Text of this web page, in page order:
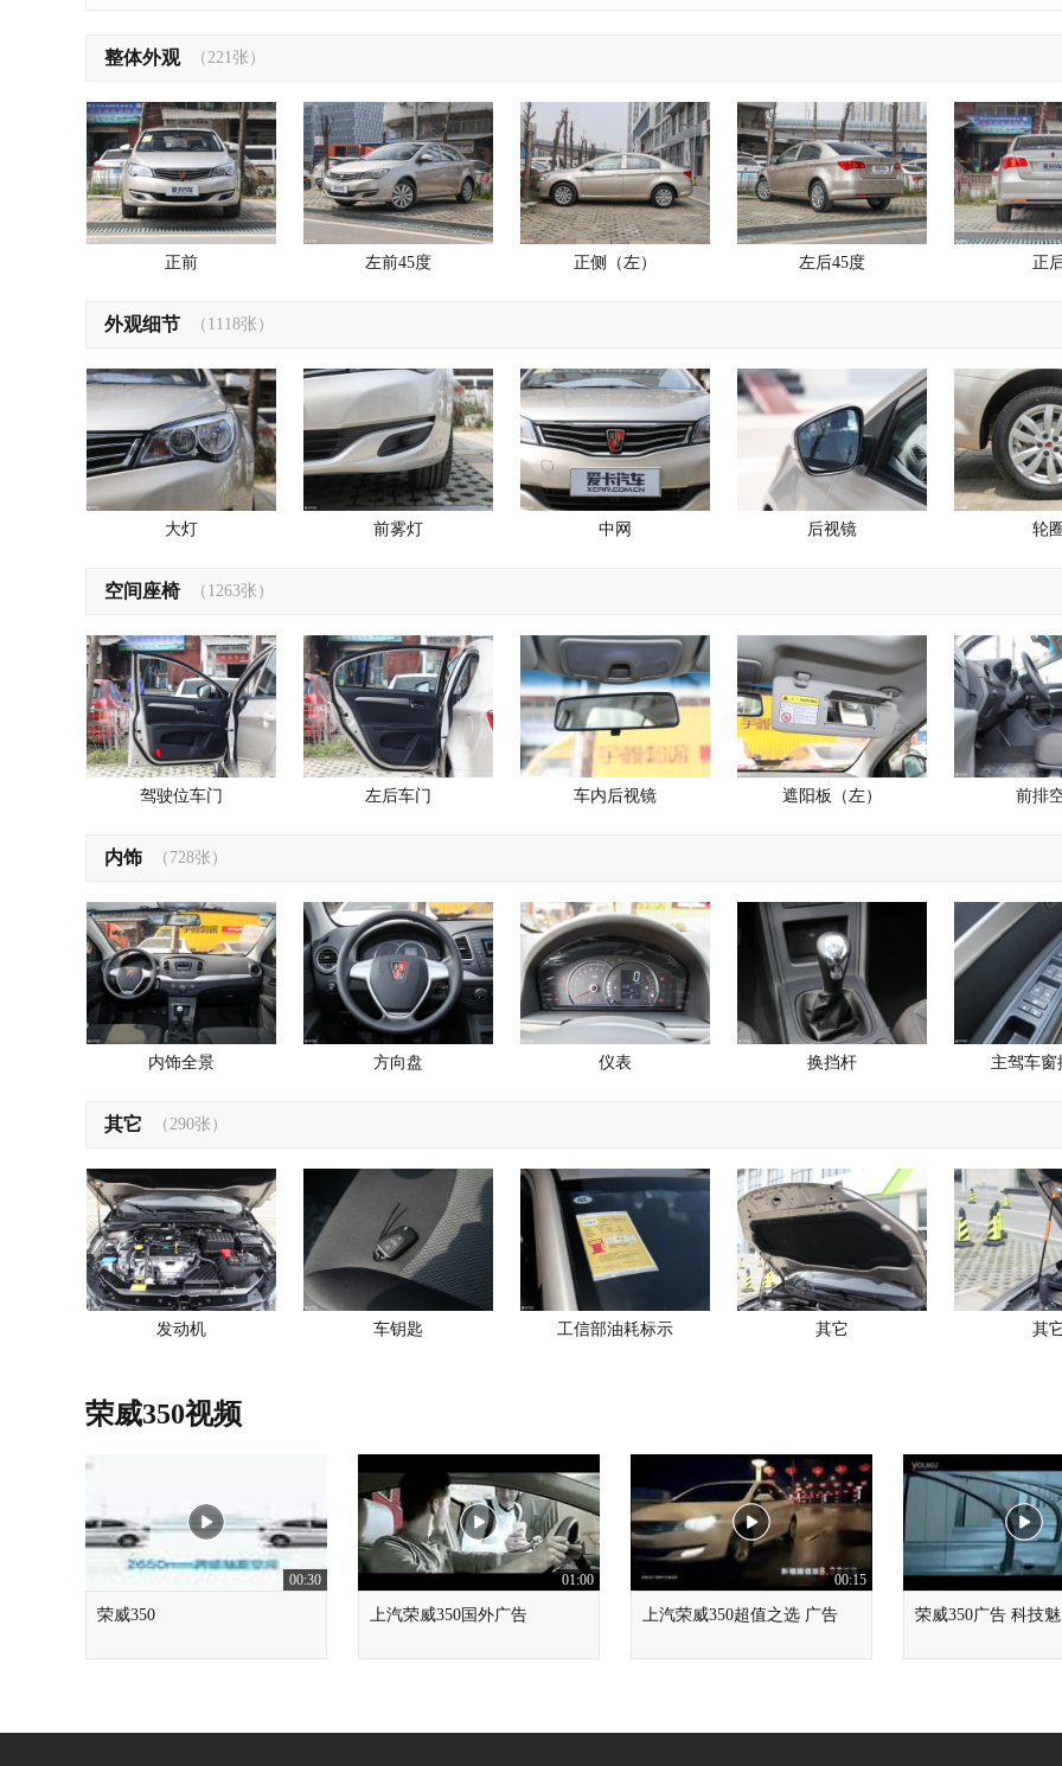
整体外观 （221张）
正前 左前45度 正侧（左） 左后45度 正
外观细节 （1118张）
大灯 前雾灯 中网 后视镜 轮
空间座椅 （1263张）
驾驶位车门 左后车门 车内后视镜 遮阳板（左） 前排
内饰 （728张）
内饰全景 方向盘 仪表 换挡杆 主驾车窗
其它 （290张）
发动机 车钥匙 工信部油耗标示 其它 其
荣威350视频
00:30
荣威350
01:00
上汽荣威350国外广告
00:15
上汽荣威350超值之选 广告 荣威350广告 科技